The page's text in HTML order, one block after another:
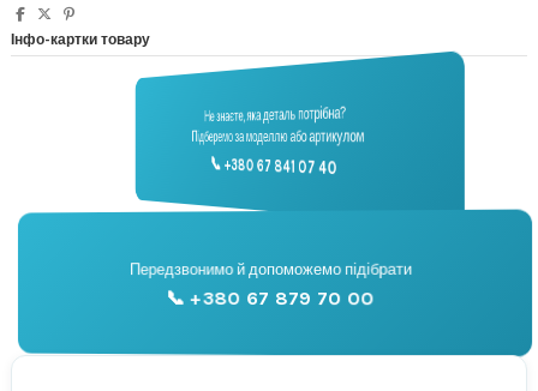
Інфо-картки товару
🔧
Підбір запчастин
Не знаєте, яка деталь потрібна?
Підберемо за моделлю або артикулом
📞 +380 67 841 07 40
📞
Консультація
Передзвонимо й допоможемо підібрати
📞 +380 67 879 70 00